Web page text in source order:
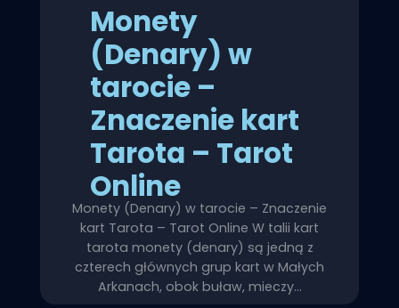
Monety
(Denary) w
tarocie –
Znaczenie kart
Tarota – Tarot
Online
Monety (Denary) w tarocie – Znaczenie
kart Tarota – Tarot Online W talii kart
tarota monety (denary) są jedną z
czterech głównych grup kart w Małych
Arkanach, obok buław, mieczy…